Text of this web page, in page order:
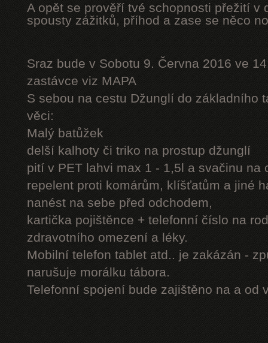
A opět se prověří tvé schopnosti přežití v
spousty zážitků, příhod a zase se něco
Sraz bude v Sobotu 9. Června 2016 ve
zastávce viz MAPA
S sebou na cestu Džunglí do základního
věci:
Malý batůžek
delší kalhoty či triko na prostup džunglí
pití v PET lahvi max 1 - 1,5l a svačinu na
repelent proti komárům, klíšťatům a jiné
nanést na sebe před odchodem,
kartička pojištěnce + telefonní číslo na
zdravotního omezení a léky.
Mobilní telefon tablet atd.. je zakázán -
narušuje morálku tábora.
Telefonní spojení bude zajištěno na a od